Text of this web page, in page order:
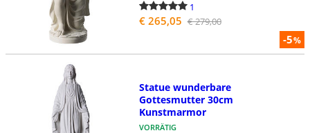
-5%
1
€ 265,05 € 279,00
Statue wunderbare
Gottesmutter 30cm
Kunstmarmor
VORRÄTIG